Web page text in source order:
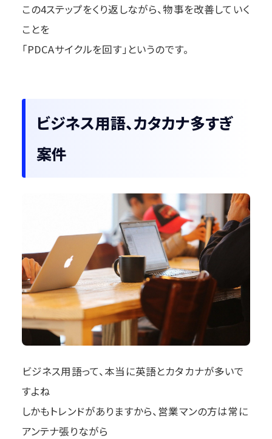
この4ステップをくり返しながら、物事を改善していく
ことを
「PDCAサイクルを回す」というのです。
ビジネス用語、カタカナ多すぎ
案件
ビジネス用語って、本当に英語とカタカナが多いで
すよね
しかもトレンドがありますから、営業マンの方は常に
アンテナ張りながら